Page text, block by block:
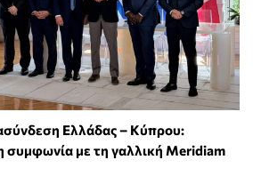
Ελλάδας – Κύπρου:
συμφωνία με τη γαλλική Meridiam